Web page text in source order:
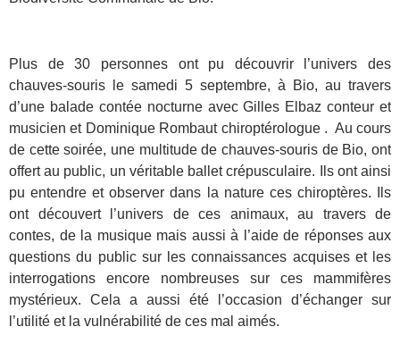
Plus de 30 personnes ont pu découvrir l’univers des
chauves-souris le samedi 5 septembre, à Bio, au travers
d’une balade contée nocturne avec Gilles Elbaz conteur et
musicien et Dominique Rombaut chiroptérologue . Au cours
de cette soirée, une multitude de chauves-souris de Bio, ont
offert au public, un véritable ballet crépusculaire. Ils ont ainsi
pu entendre et observer dans la nature ces chiroptères. Ils
ont découvert l’univers de ces animaux, au travers de
contes, de la musique mais aussi à l’aide de réponses aux
questions du public sur les connaissances acquises et les
interrogations encore nombreuses sur ces mammifères
mystérieux. Cela a aussi été l’occasion d’échanger sur
l’utilité et la vulnérabilité de ces mal aimés.